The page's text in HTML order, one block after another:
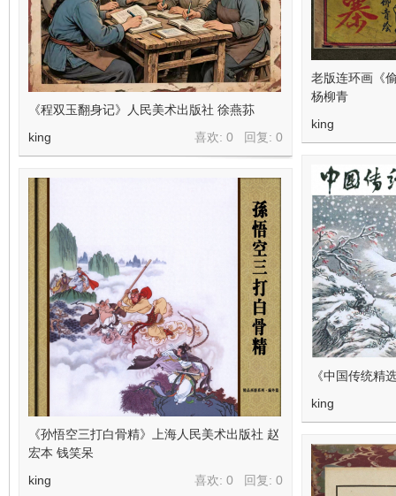
《程双玉翻身记》人民美术出版社 徐燕荪
喜欢: 0 回复: 0
king
老版连环画《
杨柳青
king
《中国传统精
king
《孙悟空三打白骨精》上海人民美术出版社 赵
宏本 钱笑呆
喜欢: 0 回复: 0
king